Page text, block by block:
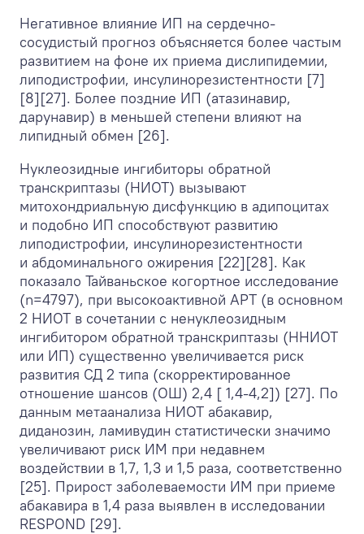
Негативное влияние ИП на сердечно-
сосудистый прогноз объясняется более частым
развитием на фоне их приема дислипидемии,
липодистрофии, инсулинорезистентности [7]
[8][27]. Более поздние ИП (атазинавир,
дарунавир) в меньшей степени влияют на
липидный обмен [26].
Нуклеозидные ингибиторы обратной
транскриптазы (НИОТ) вызывают
митохондриальную дисфункцию в адипоцитах
и подобно ИП способствуют развитию
липодистрофии, инсулинорезистентности
и абдоминального ожирения [22][28]. Как
показало Тайваньское когортное исследование
(n=4797), при высокоактивной АРТ (в основном
2 НИОТ в сочетании с ненуклеозидным
ингибитором обратной транскриптазы (ННИОТ
или ИП) существенно увеличивается риск
развития СД 2 типа (скорректированное
отношение шансов (ОШ) 2,4 [ 1,4-4,2]) [27]. По
данным метаанализа НИОТ абакавир,
диданозин, ламивудин статистически значимо
увеличивают риск ИМ при недавнем
воздействии в 1,7, 1,3 и 1,5 раза, соответственно
[25]. Прирост заболеваемости ИМ при приеме
абакавира в 1,4 раза выявлен в исследовании
RESPOND [29].